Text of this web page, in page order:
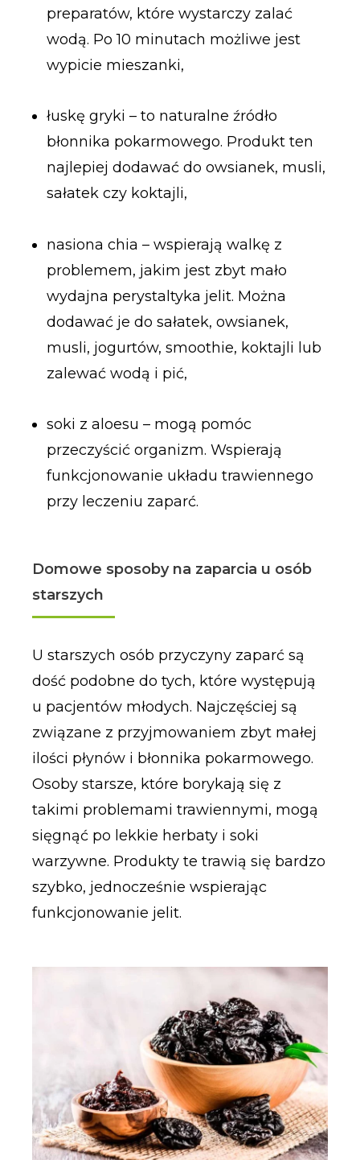
preparatów, które wystarczy zalać
wodą. Po 10 minutach możliwe jest
wypicie mieszanki,
łuskę gryki – to naturalne źródło
błonnika pokarmowego. Produkt ten
najlepiej dodawać do owsianek, musli,
sałatek czy koktajli,
nasiona chia – wspierają walkę z
problemem, jakim jest zbyt mało
wydajna perystaltyka jelit. Można
dodawać je do sałatek, owsianek,
musli, jogurtów, smoothie, koktajli lub
zalewać wodą i pić,
soki z aloesu – mogą pomóc
przeczyścić organizm. Wspierają
funkcjonowanie układu trawiennego
przy leczeniu zaparć.
Domowe sposoby na zaparcia u osób
starszych
U starszych osób przyczyny zaparć są
dość podobne do tych, które występują
u pacjentów młodych. Najczęściej są
związane z przyjmowaniem zbyt małej
ilości płynów i błonnika pokarmowego.
Osoby starsze, które borykają się z
takimi problemami trawiennymi, mogą
sięgnąć po lekkie herbaty i soki
warzywne. Produkty te trawią się bardzo
szybko, jednocześnie wspierając
funkcjonowanie jelit.